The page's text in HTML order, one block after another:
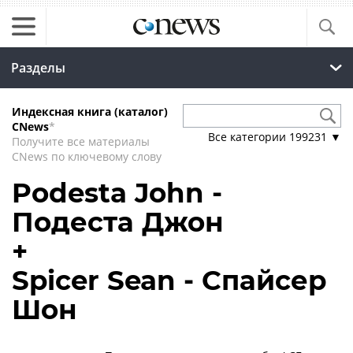
Разделы
Индексная книга (каталог)
CNews*
Получите все материалы
CNews по ключевому слову
Все категории 199231 ▼
Podesta John -
Подеста Джон
+
Spicer Sean - Спайсер
Шон